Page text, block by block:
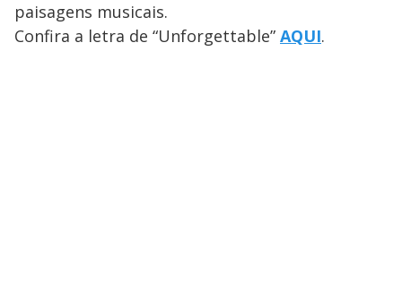
paisagens musicais.
Confira a letra de “Unforgettable” AQUI.